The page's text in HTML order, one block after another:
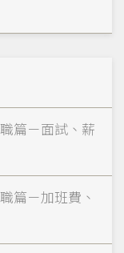
篇－面試、薪
篇－加班費、